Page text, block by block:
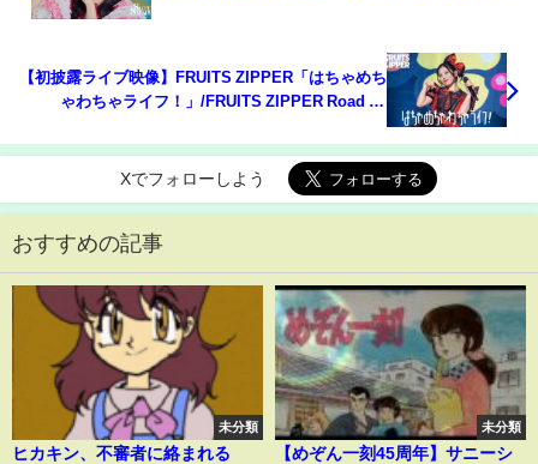
【初披露ライブ映像】FRUITS ZIPPER「はちゃめち
ゃわちゃライフ！」/FRUITS ZIPPER Road To
Xでフォローしよう
おすすめの記事
未分類
ヒカキン、不審者に絡まれる
未分類
【めぞん一刻45周年】サニーシ